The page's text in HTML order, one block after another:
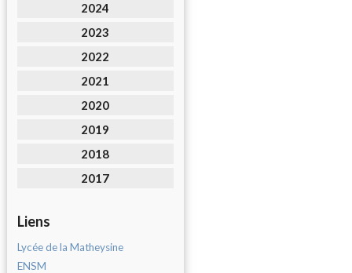
2024
2023
2022
2021
2020
2019
2018
2017
Liens
Lycée de la Matheysine
ENSM